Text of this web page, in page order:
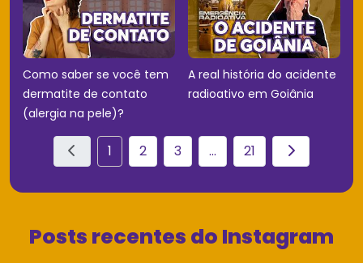
Como saber se você tem
dermatite de contato
(alergia na pele)?
A real história do acidente
radioativo em Goiânia
1 2 3 ... 21
Posts recentes do Instagram